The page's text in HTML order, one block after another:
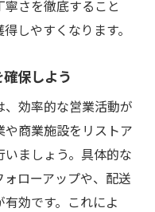
さを徹底すること
しやすくなります。
保しよう
効率的な営業活動が
商業施設をリストア
ましょう。具体的な
ローアップや、配送
効です。これによ